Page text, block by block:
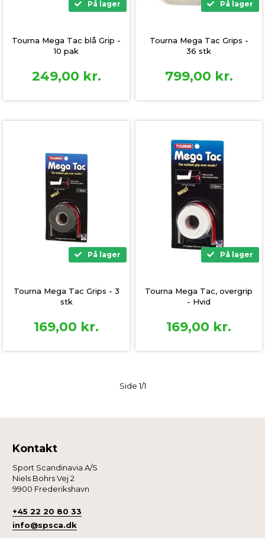
På lager
Tourna Mega Tac blå Grip -
10 pak
249,00 kr.
På lager
Tourna Mega Tac Grips -
36 stk
799,00 kr.
På lager
Tourna Mega Tac Grips - 3
stk
169,00 kr.
På lager
Tourna Mega Tac, overgrip
- Hvid
169,00 kr.
Side 1/1
Kontakt
Sport Scandinavia A/S
Niels Bohrs Vej 2
9900 Frederikshavn
+45 22 20 80 33
info@spsca.dk